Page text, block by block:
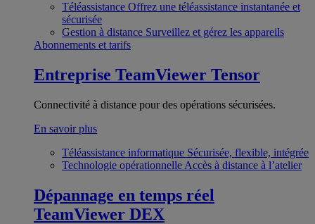
Téléassistance Offrez une téléassistance instantanée et
sécurisée
Gestion à distance Surveillez et gérez les appareils
Abonnements et tarifs
Entreprise TeamViewer Tensor
Connectivité à distance pour des opérations sécurisées.
En savoir plus
Téléassistance informatique Sécurisée, flexible, intégrée
Technologie opérationnelle Accès à distance à l’atelier
Dépannage en temps réel
TeamViewer DEX